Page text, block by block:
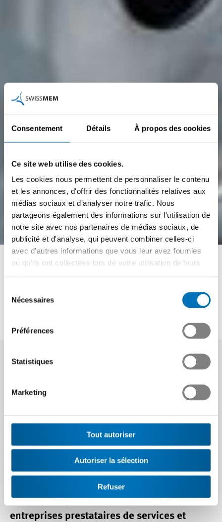
Consentement Détails À propos des cookies
Ce site web utilise des cookies.
Les cookies nous permettent de personnaliser le contenu
et les annonces, d'offrir des fonctionnalités relatives aux
médias sociaux et d'analyser notre trafic. Nous
partageons également des informations sur l'utilisation de
notre site avec nos partenaires de médias sociaux, de
publicité et d'analyse, qui peuvent combiner celles-ci
avec d'autres informations que vous leur avez fournies
ou qu'ils ont collectées lors de votre utilisation de leurs
Nécessaires
Préférences
Statistiques
Marketing
Tout autoriser
Autoriser la sélection
Refuser
Constructeur/trice
d’appareils industriels
CFC
tuyaux et faites fondre de
industriels travaillent dans les petites et
grandes entreprises de l’industrie des
machines, des équipements électriques et
des métaux (branche MEM), dans des
entreprises prestataires de services et